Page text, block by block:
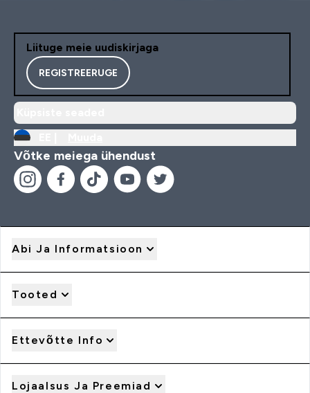
Liituge meie uudiskirjaga
REGISTREERUGE
Võtke meiega ühendust
Abi Ja Informatsioon
Tooted
Ettevõtte Info
Lojaalsus Ja Preemiad